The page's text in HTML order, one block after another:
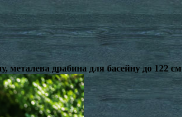
металева драбина для басейну до 122 см